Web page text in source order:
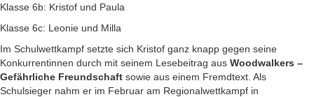
Klasse 6b: Kristof und Paula
Klasse 6c: Leonie und Milla
Im Schulwettkampf setzte sich Kristof ganz knapp gegen seine
Konkurrentinnen durch mit seinem Lesebeitrag aus Woodwalkers –
Gefährliche Freundschaft sowie aus einem Fremdtext. Als
Schulsieger nahm er im Februar am Regionalwettkampf in